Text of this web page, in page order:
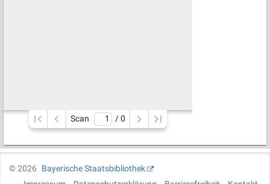
Scan / 0
©2026
Bayerische Staatsbibliothek